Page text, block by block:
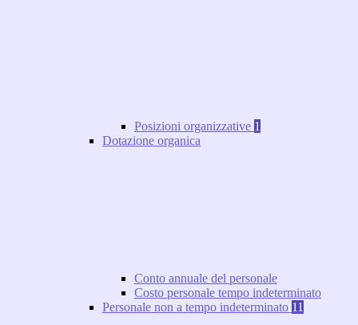
Posizioni organizzative 1
Dotazione organica
Conto annuale del personale
Costo personale tempo indeterminato
Personale non a tempo indeterminato 11